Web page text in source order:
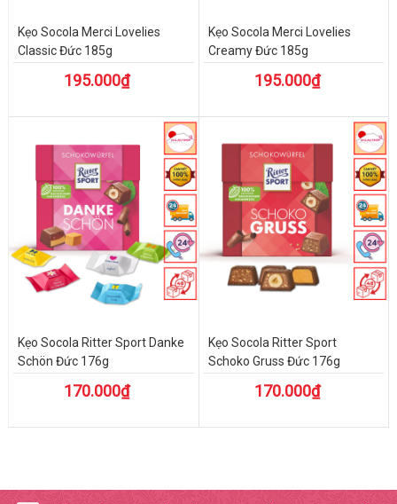
Kẹo Socola Merci Lovelies
Classic Đức 185g
195.000₫
Kẹo Socola Merci Lovelies
Creamy Đức 185g
195.000₫
Kẹo Socola Ritter Sport Danke
Schön Đức 176g
170.000₫
Kẹo Socola Ritter Sport
Schoko Gruss Đức 176g
170.000₫